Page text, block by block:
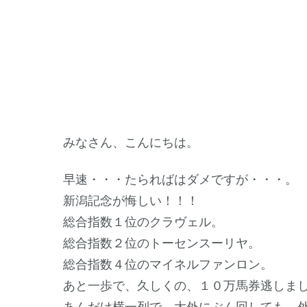
みなさん、こんにちは。
早速・・・たらればはダメですが・・・。
新潟記念が悔しい！！！
総合指数１位のクラヴェル。
総合指数２位のトーセンスーリヤ。
総合指数４位のマイネルファンロン。
あと一歩で、久しくの、１０万馬券逃しま